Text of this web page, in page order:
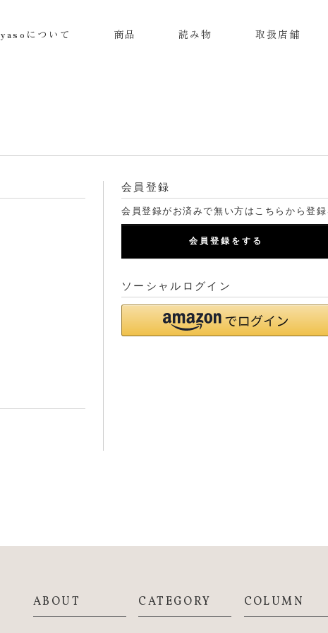
yasoについて 商品 読み物 取扱店舗
会員登録
会員登録がお済みで無い方はこちらから登録
会員登録をする
ソーシャルログイン
ABOUT CATEGORY COLUMN